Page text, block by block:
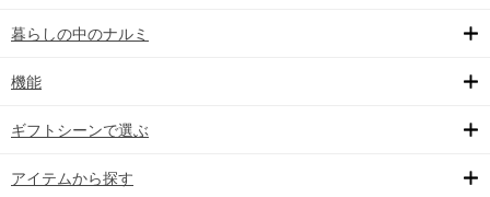
暮らしの中のナルミ
機能
ギフトシーンで選ぶ
アイテムから探す